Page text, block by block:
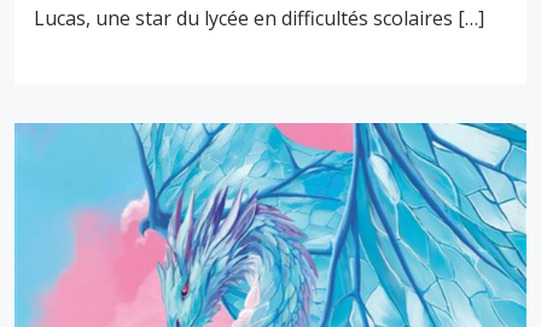
Lucas, une star du lycée en difficultés scolaires […]